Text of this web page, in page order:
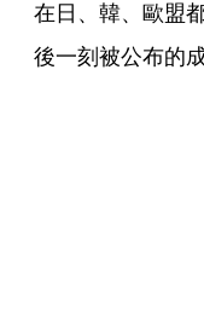
在日、韓、歐盟
後一刻被公布的